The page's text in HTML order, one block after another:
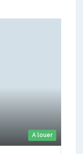
A louer